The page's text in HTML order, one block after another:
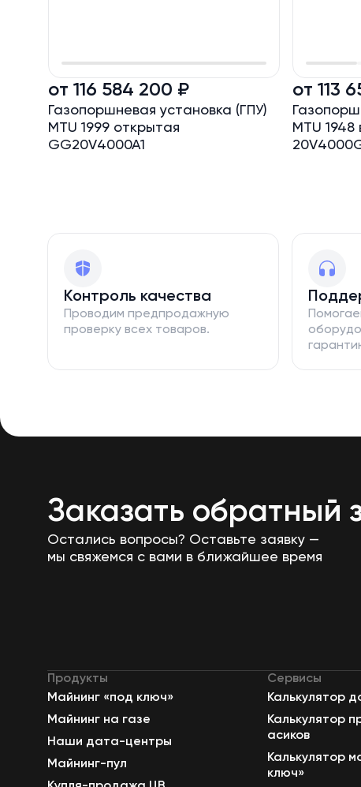
от 116 584 200 ₽
Газопоршневая установка (ГПУ)
MTU 1999 открытая
GG20V4000A1
от 113
MTU
Контроль качества
Проводим предпродажную
проверку всех товаров.
Заказать обратный
Остались вопросы? Оставьте заявку —
мы свяжемся с вами в ближайшее время
Продукты
Майнинг «под ключ»
Майнинг на газе
Наши дата-центры
Майнинг-пул
Сервисы
Калькулятор
Калькулятор
асиков
Калькулятор
ключ»